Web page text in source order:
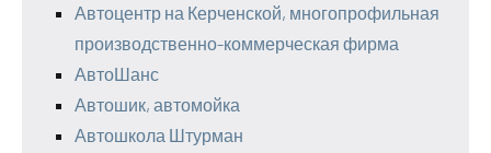
Автоцентр на Керченской, многопрофильная
производственно-коммерческая фирма
АвтоШанс
Автошик, автомойка
Автошкола Штурман